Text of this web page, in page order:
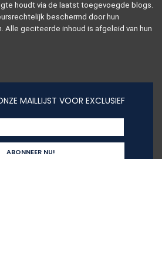
houdt via de laatst toegevoegde blogs.
beschermd door hun
Alle geciteerde inhoud is afgeleid van hun
MAILLIJST VOOR EXCLUSIEF